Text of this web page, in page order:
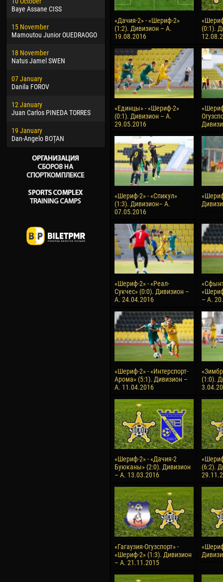
Baye Assane CISS
15 November
Mamoutou Junior OUEDRAOGO
18 November
Natus Jamel SWEN
07 January
Danila FOROV
12 January
Juan Carlos PINEDA TORRES
19 January
Dan-Angelo BOȚAN
09 March
Emmanuel AFETSE
Jayder Moreno ASPRILLA
22 March
Samba KONÉ
26 March
Vitor Hugo Morais de OLIVEIRA
28 March
15
28
10
15
«Дачия-2» - «Шериф-2»
(1:2). Дивизион – А.
19.08.2016
(0:1).
«Единцы» - «Шериф-2»
(0:1). Дивизион – А.
29.05.2016
«Шериф-2» - «Спикул»
(1:3). Дивизион– А.
07.05.2016
«Шериф-2» - «Реал-
Сукчес» (0:0). Дивизион –
А. 24.04.2016
– А.
«Шериф-2» - «Интерспорт-
Арома» (5:1). Дивизион –
А. 11.04.2016
(1:0).
«Шериф-2» - «Дачия-2
Буюканы» (2:0). Дивизион
– А. 13.03.2016
(6:2).
«Гагаузия-Огузспорт» -
«Шериф-2» (1:3). Дивизион
– А. 21.11.2015